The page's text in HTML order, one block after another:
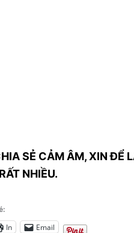
SẺ CẢM ÂM, XIN ĐỂ
NHIỀU.
In Email